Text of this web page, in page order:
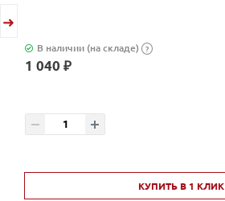
В наличии (на складе) ?
1 040 ₽
КУПИТЬ В 1 КЛИК